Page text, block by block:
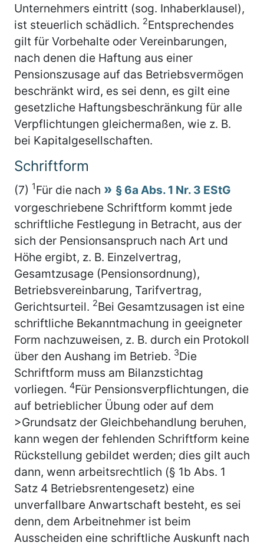
Unternehmers eintritt (sog. Inhaberklausel),
ist steuerlich schädlich. 2Entsprechendes
gilt für Vorbehalte oder Vereinbarungen,
nach denen die Haftung aus einer
Pensionszusage auf das Betriebsvermögen
beschränkt wird, es sei denn, es gilt eine
gesetzliche Haftungsbeschränkung für alle
Verpflichtungen gleichermaßen, wie z. B.
bei Kapitalgesellschaften.
Schriftform
(7) 1Für die nach
§ 6a Abs. 1 Nr. 3 EStG
vorgeschriebene Schriftform kommt jede
schriftliche Festlegung in Betracht, aus der
sich der Pensionsanspruch nach Art und
Höhe ergibt, z. B. Einzelvertrag,
Gesamtzusage (Pensionsordnung),
Betriebsvereinbarung, Tarifvertrag,
Gerichtsurteil. 2Bei Gesamtzusagen ist eine
schriftliche Bekanntmachung in geeigneter
Form nachzuweisen, z. B. durch ein Protokoll
über den Aushang im Betrieb. 3Die
Schriftform muss am Bilanzstichtag
vorliegen. 4Für Pensionsverpflichtungen, die
auf betrieblicher Übung oder auf dem
>Grundsatz der Gleichbehandlung beruhen,
kann wegen der fehlenden Schriftform keine
Rückstellung gebildet werden; dies gilt auch
dann, wenn arbeitsrechtlich (§ 1b Abs. 1
Satz 4 Betriebsrentengesetz) eine
unverfallbare Anwartschaft besteht, es sei
denn, dem Arbeitnehmer ist beim
Ausscheiden eine schriftliche Auskunft nach